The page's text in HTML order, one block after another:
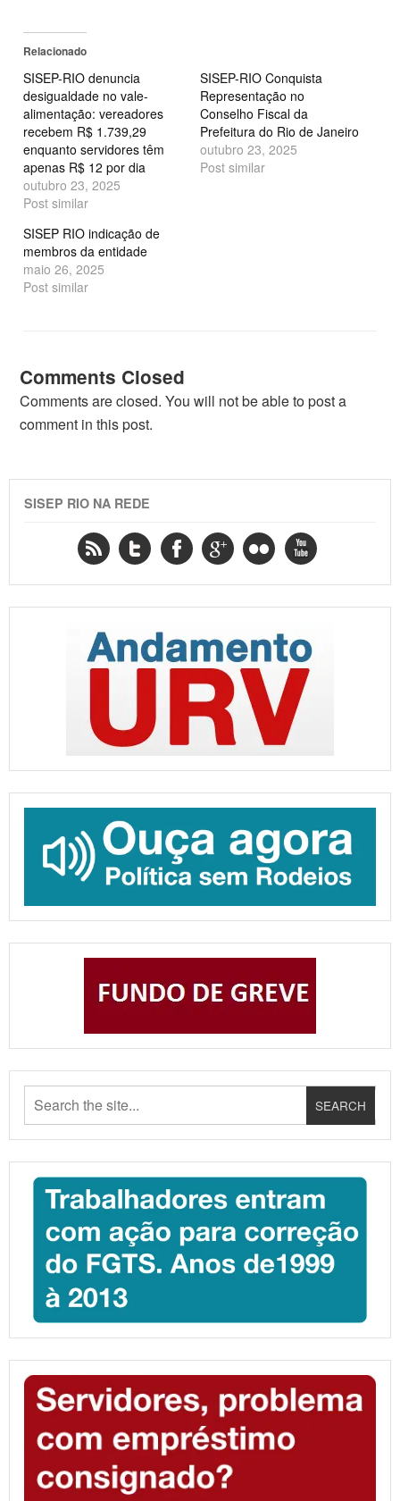
em
janela)
Relacionado
SISEP-RIO denuncia
desigualdade no vale-
alimentação: vereadores
recebem R$ 1.739,29
enquanto servidores têm
apenas R$ 12 por dia
outubro 23, 2025
Post similar
SISEP-RIO Conquista
Representação no
Conselho Fiscal da
Prefeitura do Rio de Janeiro
outubro 23, 2025
Post similar
SISEP RIO indicação de
membros da entidade
maio 26, 2025
Post similar
Comments Closed
Comments are closed. You will not be able to post a
comment in this post.
SISEP RIO NA REDE